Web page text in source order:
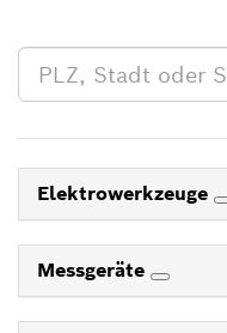
Elektrowerkzeuge
Messgeräte